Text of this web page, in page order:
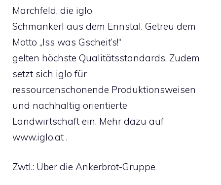
Marchfeld, die iglo
Schmankerl aus dem Ennstal. Getreu dem
Motto „Iss was Gscheit’s!“
gelten höchste Qualitätsstandards. Zudem
setzt sich iglo für
ressourcenschonende Produktionsweisen
und nachhaltig orientierte
Landwirtschaft ein. Mehr dazu auf
www.iglo.at .
Zwtl.: Über die Ankerbrot-Gruppe